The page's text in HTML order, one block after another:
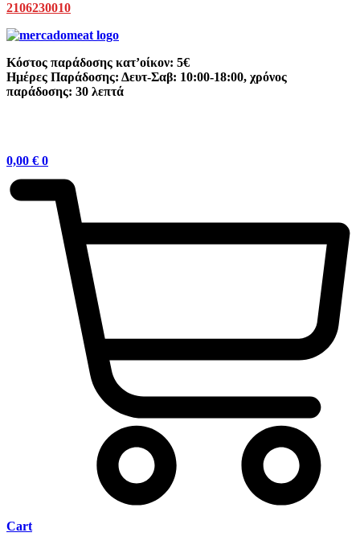
2106230010
Κόστος παράδοσης κατ’οίκον: 5€
Ημέρες Παράδοσης: Δευτ-Σαβ: 10:00-18:00, χρόνος
παράδοσης: 30 λεπτά
0,00 € 0
Cart